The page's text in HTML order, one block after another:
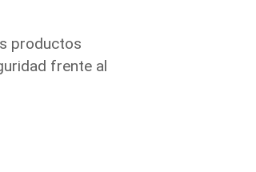
productos
frente al